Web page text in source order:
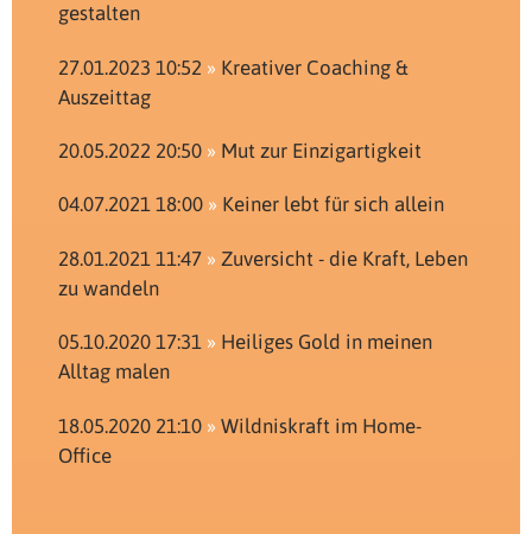
gestalten
27.01.2023 10:52
Kreativer Coaching &
Auszeittag
20.05.2022 20:50 Mut zur Einzigartigkeit
04.07.2021 18:00 Keiner lebt für sich allein
28.01.2021 11:47
Zuversicht - die Kraft, Leben
zu wandeln
05.10.2020 17:31
Heiliges Gold in meinen
Alltag malen
18.05.2020 21:10
Wildniskraft im Home-
Office